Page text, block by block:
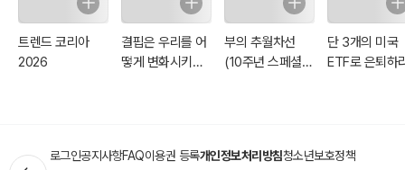
트렌드 코리아
2026
결핍은 우리를 어
떻게 변화시키는
부의 추월차선
(10주년 스페셜
단 3개의 미국
ETF로 은퇴하
로그인공지사항FAQ이용권 등록개인정보처리방침청소년보호정책